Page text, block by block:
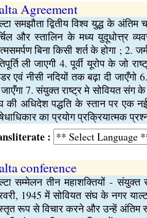
Agreement
समझौता द्वितीय विश्व युद्ध के
और स्तालिन के मध्य युदूधोत्त्र
बिना किसी शर्त के होगा ; 2.
ली जाएगी 4. पूर्वी यूरोप के
एवं नीसी नदियों तक बढ़ा दी जाएँगो
जाएँगा 7. संयुक्त राष्ट्र मे सोवियत संग
की अधिदेश पद्धति के स्तान पर एक नई
का प्रयोग प्रक्रियात्मक
:
conference
सम्मेलन तीन महाशक्तियों -
1945 में सोवियत संघ के नगर
रूप से विचार करने और उन्हें अंतिम